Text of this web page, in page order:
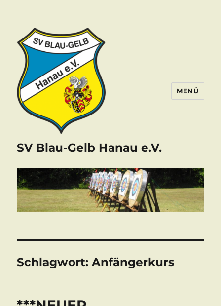
SV Blau-Gelb Hanau e.V.
MENÜ
Schlagwort:Anfängerkurs